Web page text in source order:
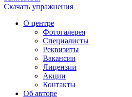
Скачать упражнения
О центре
Фотогалерея
Специалисты
Реквизиты
Вакансии
Лицензии
Акции
Контакты
Об авторе